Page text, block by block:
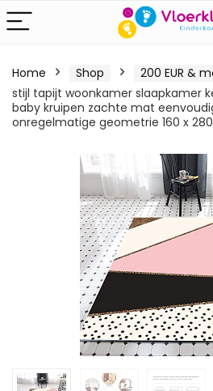
Home Shop 200 EUR &
stijl tapijt woonkamer slaapkamer
baby kruipen zachte mat
onregelmatige geometrie 160 x